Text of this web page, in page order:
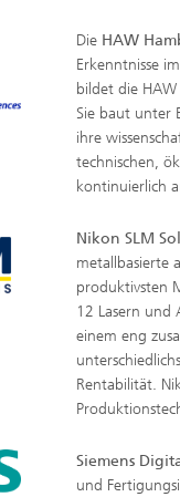
Die HAW
Erkenntnisse
bildet die
Sie baut unter
ihre
technischen,
kontinuierlich
Nikon SLM
metallbasierte
produktivsten
12 Lasern
einem eng
Rentabilität.
Siemens
und